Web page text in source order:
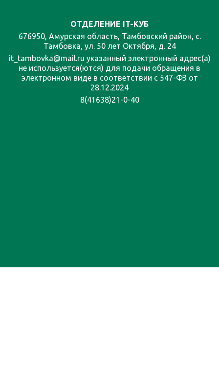
ОТДЕЛЕНИЕ IT-КУБ
676950, Амурская область, Тамбовский район, с.
Тамбовка, ул. 50 лет Октября, д. 24
it_tambovka@mail.ru указанный электронный адрес(а)
не используется(ются) для подачи обращения в
электронном виде в соответствии с 547-ФЗ от
28.12.2024
8(41638)21-0-40